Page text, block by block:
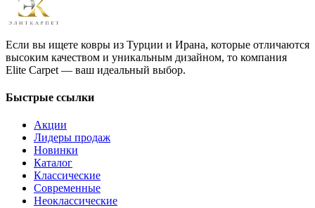
Если вы ищете ковры из Турции и Ирана, которые отличаются
высоким качеством и уникальным дизайном, то компания
Elite Carpet — ваш идеальный выбор.
Быстрые ссылки
Акции
Лидеры продаж
Новинки
Каталог
Классические
Современные
Неоклассические